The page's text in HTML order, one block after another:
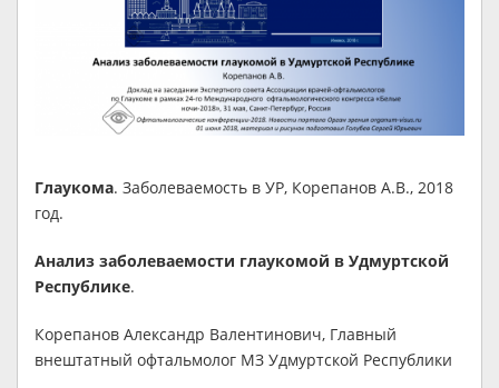
Глаукома. Заболеваемость в УР, Корепанов А.В., 2018
год.
Анализ заболеваемости глаукомой в Удмуртской
Республике.
Корепанов Александр Валентинович, Главный
внештатный офтальмолог МЗ Удмуртской Республики